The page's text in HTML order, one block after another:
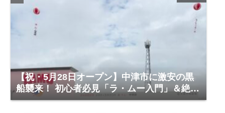
【祝・5月28日オープン】中津市に激安の黒
船襲来！ 初心者必見「ラ・ムー入門」＆絶対
に買うべき神商品